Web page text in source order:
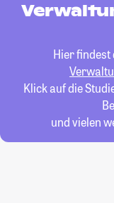
Hier findest
Klick auf die
und vielen